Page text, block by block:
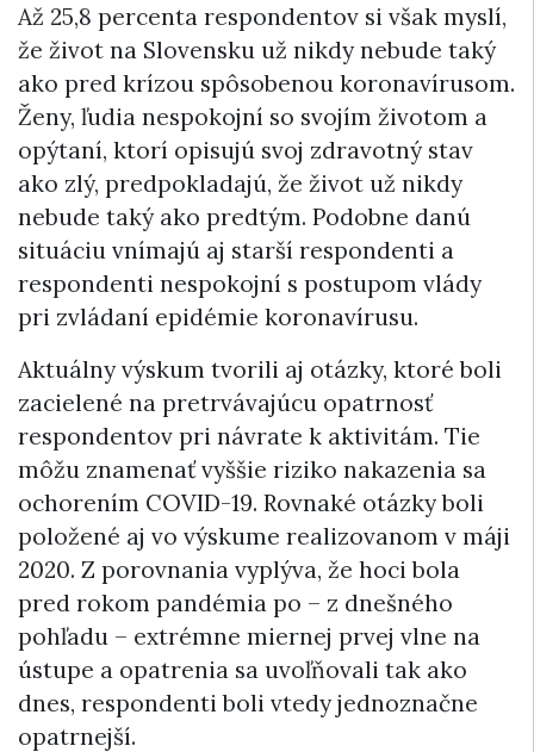
Až 25,8 percenta respondentov si však myslí,
že život na Slovensku už nikdy nebude taký
ako pred krízou spôsobenou koronavírusom.
Ženy, ľudia nespokojní so svojím životom a
opýtaní, ktorí opisujú svoj zdravotný stav
ako zlý, predpokladajú, že život už nikdy
nebude taký ako predtým. Podobne danú
situáciu vnímajú aj starší respondenti a
respondenti nespokojní s postupom vlády
pri zvládaní epidémie koronavírusu.
Aktuálny výskum tvorili aj otázky, ktoré boli
zacielené na pretrvávajúcu opatrnosť
respondentov pri návrate k aktivitám. Tie
môžu znamenať vyššie riziko nakazenia sa
ochorením COVID-19. Rovnaké otázky boli
položené aj vo výskume realizovanom v máji
2020. Z porovnania vyplýva, že hoci bola
pred rokom pandémia po – z dnešného
pohľadu – extrémne miernej prvej vlne na
ústupe a opatrenia sa uvoľňovali tak ako
dnes, respondenti boli vtedy jednoznačne
opatrnejší.